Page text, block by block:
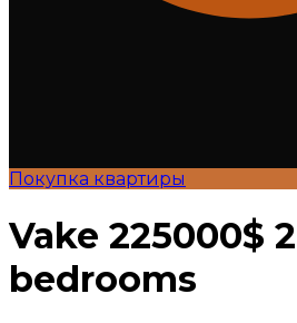
Покупка квартиры
Vake 225000$ 2
bedrooms